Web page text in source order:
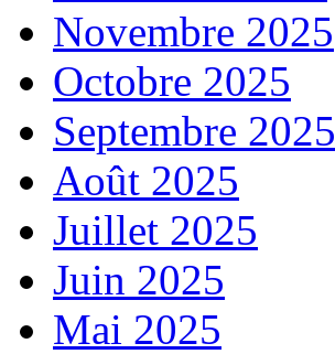
Novembre 2025
Octobre 2025
Septembre 2025
Août 2025
Juillet 2025
Juin 2025
Mai 2025